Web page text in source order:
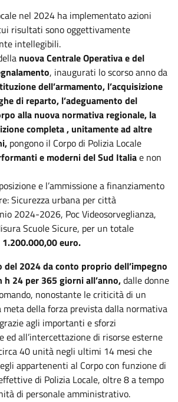
nel 2024 ha implementato azioni
risultati sono oggettivamente
intellegibili.
nuova Centrale Operativa e del
, inaugurati lo scorso anno da
dell’armamento, l’acquisizione
di reparto, l’adeguamento del
alla nuova normativa regionale, la
completa , unitamente ad altre
pongono il Corpo di Polizia Locale
e moderni del Sud Italiae non
e l’ammissione a finanziamento
Sicurezza urbana per città
2024-2026, Poc Videosorveglianza,
Scuole Sicure, per un totale
1.200.000,00 euro.
2024 da conto proprio dell’impegno
24 per 365 giorni all’anno,dalle donne
nonostante le criticità di un
della forza prevista dalla normativa
agli importanti e sforzi
ed all’intercettazione di risorse esterne
40 unità negli ultimi 14 mesi che
appartenenti al Corpo con funzione di
di Polizia Locale, oltre 8 a tempo
di personale amministrativo.